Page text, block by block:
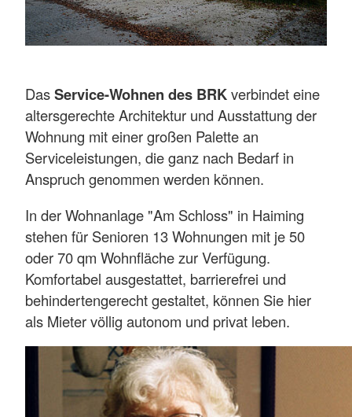
DasService-Wohnen des BRKverbindet eine
altersgerechte Architektur und Ausstattung der
Wohnung mit einer großen Palette an
Serviceleistungen, die ganz nach Bedarf in
Anspruch genommen werden können.
In der Wohnanlage "Am Schloss" in Haiming
stehen für Senioren 13 Wohnungen mit je 50
oder 70 qm Wohnfläche zur Verfügung.
Komfortabel ausgestattet, barrierefrei und
behindertengerecht gestaltet, können Sie hier
als Mieter völlig autonom und privat leben.